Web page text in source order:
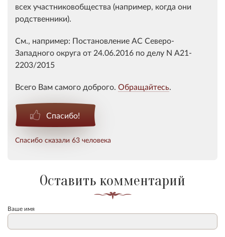
всех участниковобщества (например, когда они
родственники).
См., например: Постановление АС Северо-
Западного округа от 24.06.2016 по делу N А21-
2203/2015
Всего Вам самого доброго. Обращайтесь.
Спасибо!
Спасибо сказали 63 человека
Оставить комментарий
Ваше имя